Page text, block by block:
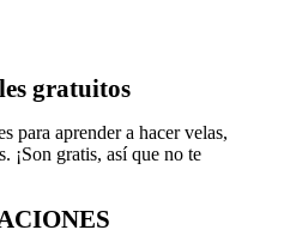
gratuitos
para aprender a hacer velas,
¡Son gratis, así que no te